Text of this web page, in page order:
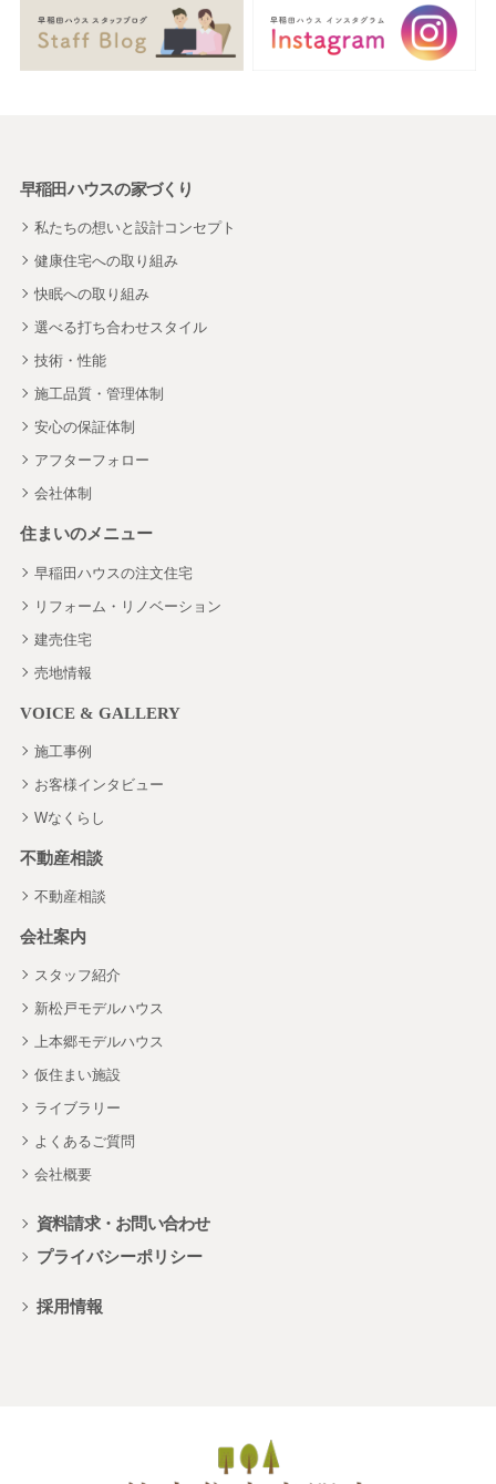
早稲田ハウスの家づくり
私たちの想いと設計コンセプト
健康住宅への取り組み
快眠への取り組み
選べる打ち合わせスタイル
技術・性能
施工品質・管理体制
安心の保証体制
アフターフォロー
会社体制
住まいのメニュー
早稲田ハウスの注文住宅
リフォーム・リノベーション
建売住宅
売地情報
VOICE & GALLERY
施工事例
お客様インタビュー
Wなくらし
不動産相談
不動産相談
会社案内
スタッフ紹介
新松戸モデルハウス
上本郷モデルハウス
仮住まい施設
ライブラリー
よくあるご質問
会社概要
資料請求・お問い合わせ
プライバシーポリシー
採用情報